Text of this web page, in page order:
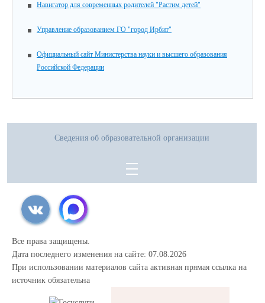
Навигатор для современных родителей "Растим детей"
Управление образованием ГО "город Ирбит"
Официальный сайт Министерства науки и высшего образования
Российской Федерации
Сведения об образовательной организации
Все права защищены.
Дата последнего изменения на сайте: 07.08.2026
При использовании материалов сайта активная прямая ссылка на
источник обязательна